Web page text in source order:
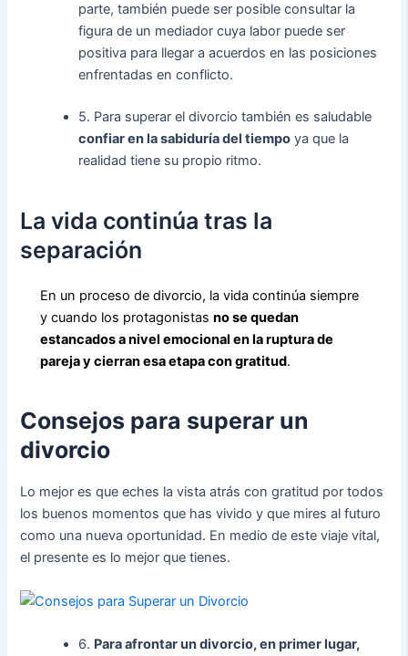
parte, también puede ser posible consultar la
figura de un mediador cuya labor puede ser
positiva para llegar a acuerdos en las posiciones
enfrentadas en conflicto.
5. Para superar el divorcio también es saludable
confiar en la sabiduría del tiempo ya que la
realidad tiene su propio ritmo.
La vida continúa tras la
separación
En un proceso de divorcio, la vida continúa siempre
y cuando los protagonistasno se quedan
estancados a nivel emocional en la ruptura de
pareja y cierran esa etapa con gratitud.
Consejos para superar un
divorcio
Lo mejor es que eches la vista atrás con gratitud por todos
los buenos momentos que has vivido y que mires al futuro
como una nueva oportunidad. En medio de este viaje vital,
el presente es lo mejor que tienes.
6. Para afrontar un divorcio, en primer lugar,